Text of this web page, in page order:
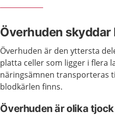
Överhuden skyddar
Överhuden är den yttersta
platta celler som ligger i flera
näringsämnen transporteras
blodkärlen finns.
Överhuden är olika